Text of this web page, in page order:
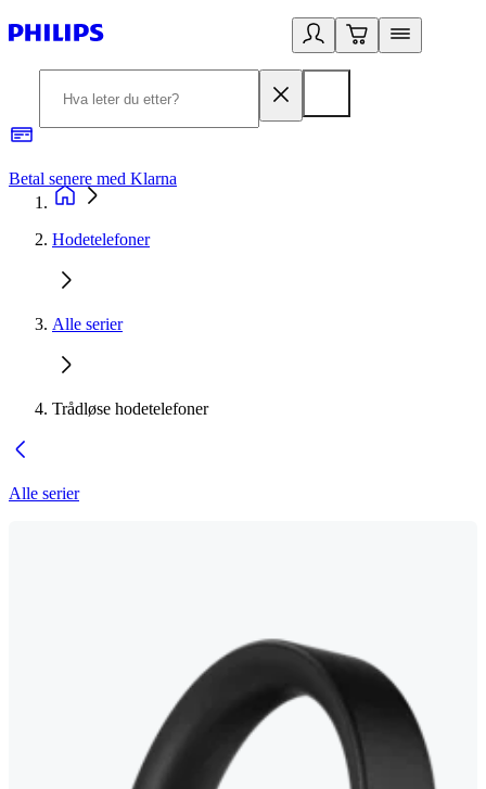
Betal senere med Klarna
Hodetelefoner
Alle serier
Trådløse hodetelefoner
Alle serier